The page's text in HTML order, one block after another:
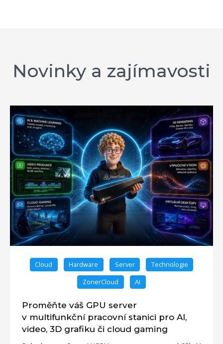
Novinky a zajímavosti
Cloud Hardware Server Technologie
ZonerCloud AI
Proměňte váš GPU server
v multifunkční pracovní stanici pro AI,
video, 3D grafiku či cloud gaming